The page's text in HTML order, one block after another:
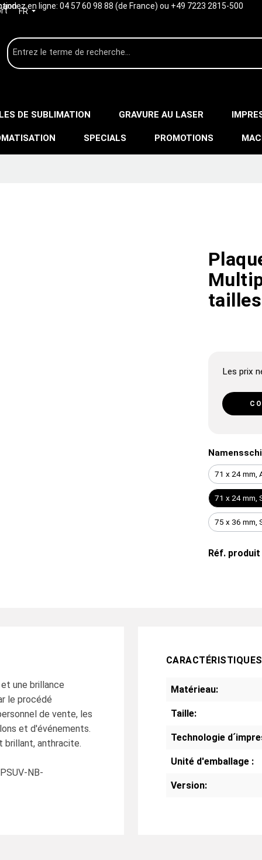
en ligne: 04 57 60 98 88 (de France) ou +49 7223 2815-500
FR
DE SUBLIMATION GRAVURE AU LASER
SPECIALS PROMOTIONS
tailles
Les prix
71 x 24 mm,
71 x 24 mm,
75 x 36 mm,
Réf. produit
une brillance
le procédé
de vente, les
et d'événements.
brillant, anthracite.
NB-
CARACTÉRISTIQUES
Matérieau:
Taille:
Technologie
Unité d'emballage :
Version: